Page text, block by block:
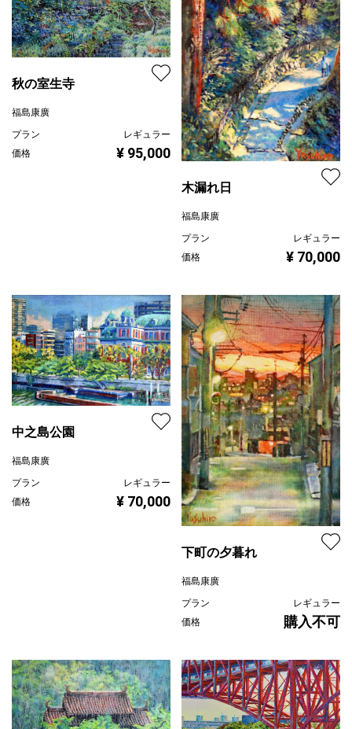
秋の室生寺
福島康廣
プラン
レギュラー
価格
¥ 95,000
木漏れ日
福島康廣
プラン
レギュラー
価格
¥ 70,000
中之島公園
福島康廣
プラン
レギュラー
価格
¥ 70,000
下町の夕暮れ
福島康廣
プラン
レギュラー
価格
購入不可